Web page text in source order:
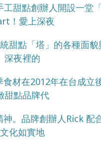
工甜點創辦人開設一
！愛上深夜
甜點「塔」的各種面
深夜裡的
材在2012年在台成立
甜點品牌代
。品牌創辦人Rick 配
化如實地